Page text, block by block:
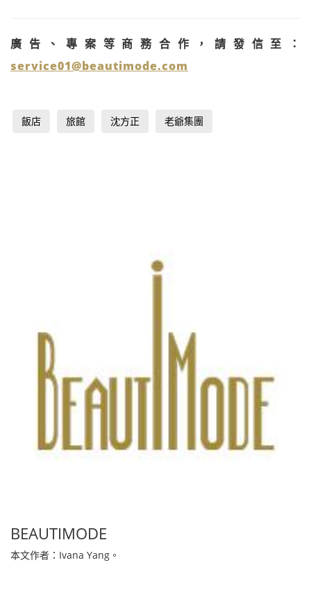
廣告、專案等商務合作，請發信至：
service01@beautimode.com
飯店 旅館 沈方正 老爺集團
BEAUTIMODE
本文作者：Ivana Yang。